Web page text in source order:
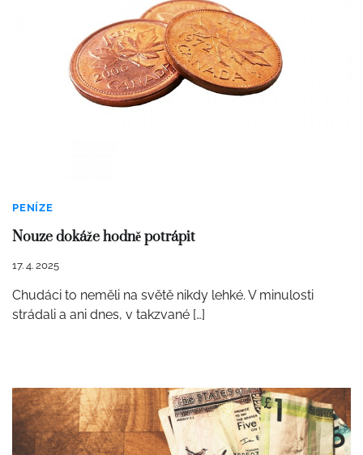
PENÍZE
Nouze dokáže hodně potrápit
17. 4. 2025
Chudáci to neměli na světě nikdy lehké. V minulosti
strádali a ani dnes, v takzvané […]